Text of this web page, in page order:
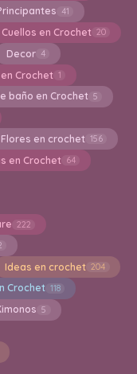
41
Cuellos en Crochet 20
Decor 4
Crochet 1
baño en Crochet 5
Flores en crochet 156
en Crochet 64
222
Ideas en crochet 204
Crochet 118
5